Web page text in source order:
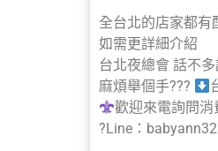
全台北的店家都有
如需更詳細介紹
台北夜總會 話不
麻煩舉個手???
歡迎來電詢問
?Line：